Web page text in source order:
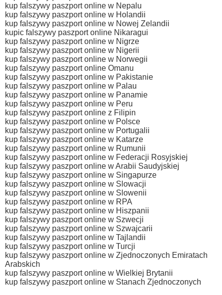
kup falszywy paszport online w Nepalu
kup falszywy paszport online w Holandii
kup falszywy paszport online w Nowej Zelandii
kupic falszywy paszport online Nikaragui
kup falszywy paszport online w Nigrze
kup falszywy paszport online w Nigerii
kup falszywy paszport online w Norwegii
kup falszywy paszport online Omanu
kup falszywy paszport online w Pakistanie
kup falszywy paszport online w Palau
kup falszywy paszport online w Panamie
kup falszywy paszport online w Peru
kup falszywy paszport online z Filipin
kup falszywy paszport online w Polsce
kup falszywy paszport online w Portugalii
kup falszywy paszport online w Katarze
kup falszywy paszport online w Rumunii
kup falszywy paszport online w Federacji Rosyjskiej
kup falszywy paszport online w Arabii Saudyjskiej
kup falszywy paszport online w Singapurze
kup falszywy paszport online w Slowacji
kup falszywy paszport online w Slowenii
kup falszywy paszport online w RPA
kup falszywy paszport online w Hiszpanii
kup falszywy paszport online w Szwecji
kup falszywy paszport online w Szwajcarii
kup falszywy paszport online w Tajlandii
kup falszywy paszport online w Turcji
kup falszywy paszport online w Zjednoczonych Emiratach
Arabskich
kup falszywy paszport online w Wielkiej Brytanii
kup falszywy paszport online w Stanach Zjednoczonych